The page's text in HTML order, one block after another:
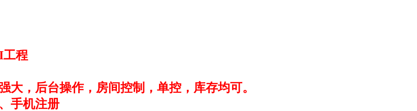
工程
，后台操作，房间控制，单控，库存均可。
手机注册